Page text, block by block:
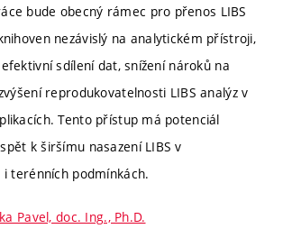
bude obecný rámec pro přenos LIBS
nezávislý na analytickém přístroji,
sdílení dat, snížení nároků na
reprodukovatelnosti LIBS analýz v
Tento přístup má potenciál
k širšímu nasazení LIBS v
terénních podmínkách.
Pavel, doc. Ing., Ph.D.